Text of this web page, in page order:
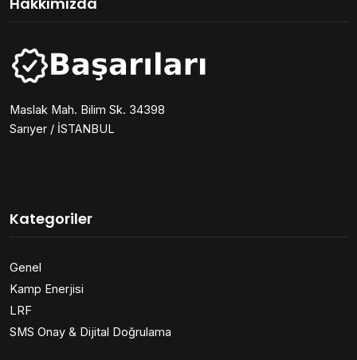
Maslak Mah. Bilim Sk. 34398
Sarıyer / İSTANBUL
Kategoriler
Genel
Kamp Enerjisi
LRF
SMS Onay & Dijital Doğrulama